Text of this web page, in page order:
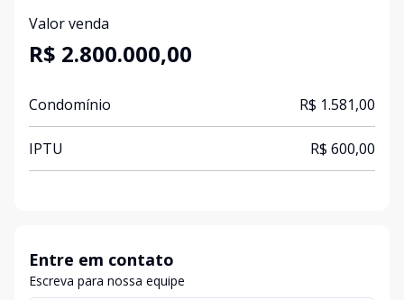
Valor venda
R$ 2.800.000,00
Condomínio R$ 1.581,00
IPTU R$ 600,00
Entre em contato
Escreva para nossa equipe